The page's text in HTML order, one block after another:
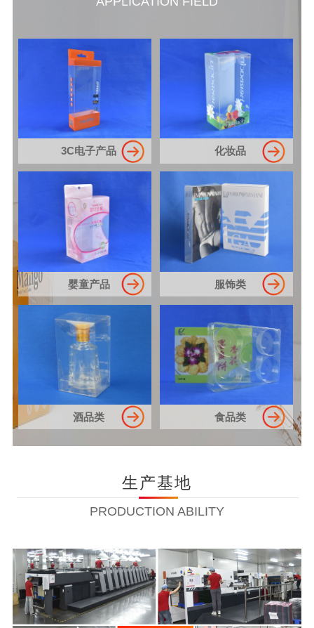
3C电子产品 化妆品
婴童产品 服饰类
酒品类 食品类
生产基地
PRODUCTION ABILITY